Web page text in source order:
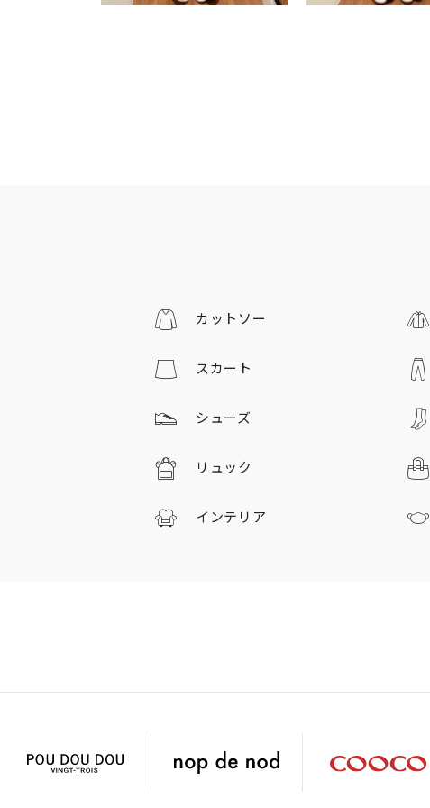
カットソー
スカート
シューズ
リュック
インテリア